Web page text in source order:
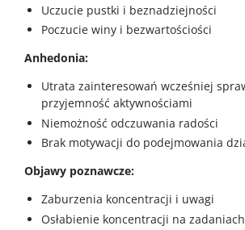
Uczucie pustki i beznadziejności
Poczucie winy i bezwartościości
Anhedonia:
Utrata zainteresowań wcześniej
przyjemność aktywnościami
Niemożność odczuwania radości
Brak motywacji do podejmowania
Objawy poznawcze:
Zaburzenia koncentracji i uwagi
Osłabienie koncentracji na